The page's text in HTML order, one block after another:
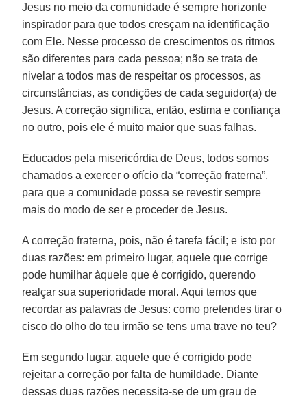
Jesus no meio da comunidade é sempre horizonte
inspirador para que todos cresçam na identificação
com Ele. Nesse processo de crescimentos os ritmos
são diferentes para cada pessoa; não se trata de
nivelar a todos mas de respeitar os processos, as
circunstâncias, as condições de cada seguidor(a) de
Jesus. A correção significa, então, estima e confiança
no outro, pois ele é muito maior que suas falhas.
Educados pela misericórdia de Deus, todos somos
chamados a exercer o ofício da “correção fraterna”,
para que a comunidade possa se revestir sempre
mais do modo de ser e proceder de Jesus.
A correção fraterna, pois, não é tarefa fácil; e isto por
duas razões: em primeiro lugar, aquele que corrige
pode humilhar àquele que é corrigido, querendo
realçar sua superioridade moral. Aqui temos que
recordar as palavras de Jesus: como pretendes tirar o
cisco do olho do teu irmão se tens uma trave no teu?
Em segundo lugar, aquele que é corrigido pode
rejeitar a correção por falta de humildade. Diante
dessas duas razões necessita-se de um grau de